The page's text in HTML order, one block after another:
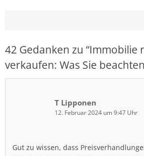
42 Gedanken zu “Immobilie
verkaufen: Was Sie
T Lipponen
12. Februar 2024 um 9:47 Uhr
Gut zu wissen, dass